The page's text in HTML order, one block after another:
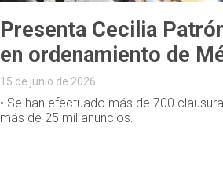
Presenta Cecilia
en ordenamiento de
15 de junio de 2026
• Se han efectuado más de 700
más de 25 mil anuncios.